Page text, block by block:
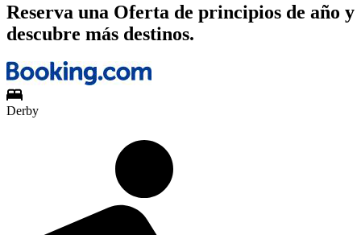
Reserva una Oferta de principios de año y
descubre más destinos.
Derby